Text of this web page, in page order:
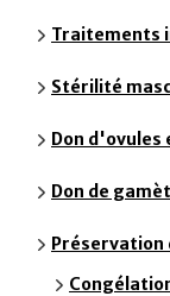
Traitements
Stérilité
Don d'ovules
Don de